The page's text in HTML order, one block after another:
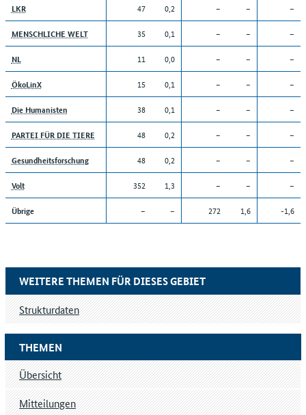
LKR 47 0,2 – – –
MENSCHLICHE WELT 35 0,1 – – –
NL 11 0,0 – – –
ÖkoLinX 15 0,1 – – –
Die Humanisten 38 0,1 – – –
PARTEI FÜR DIE TIERE 48 0,2 – – –
Gesundheitsforschung 48 0,2 – – –
Volt 352 1,3 – – –
Übrige – – 272 1,6 -1,6
THEMEN
Übersicht
Mitteilungen
WEITERE THEMEN FÜR DIESES GEBIET
Strukturdaten